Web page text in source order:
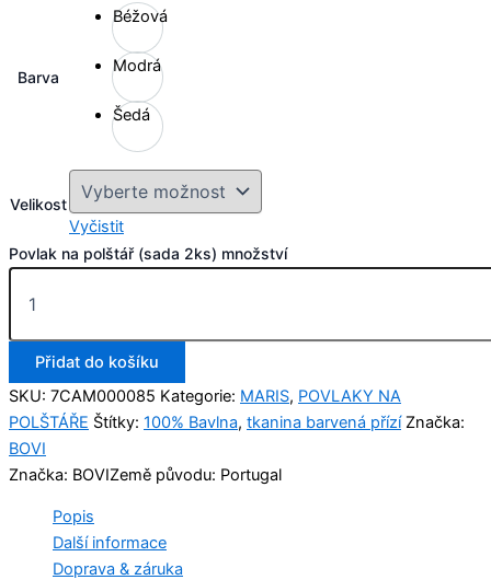
Barva
Béžová
Modrá
Šedá
Velikost
Vyčistit
Povlak na polštář (sada 2ks) množství
Přidat do košíku
SKU: 7CAM000085 Kategorie: MARIS, POVLAKY NA
POLŠTÁŘE Štítky: 100% Bavlna, tkanina barvená přízí Značka:
BOVI
Značka: BOVIZemě původu: Portugal
Popis
Další informace
Doprava & záruka